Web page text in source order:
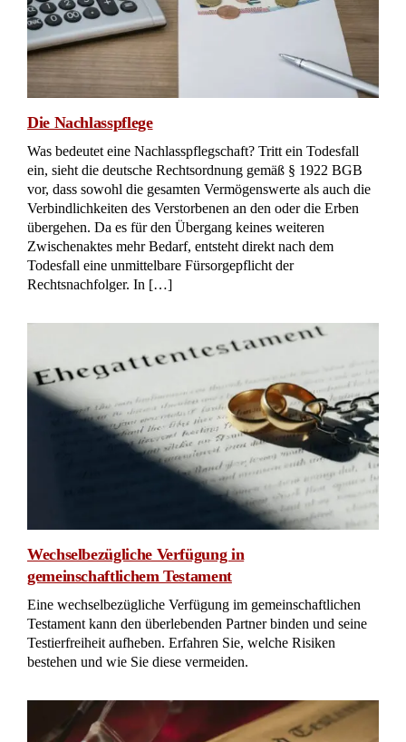
Die Nachlasspflege
Was bedeutet eine Nachlasspflegschaft? Tritt ein Todesfall
ein, sieht die deutsche Rechtsordnung gemäß § 1922 BGB
vor, dass sowohl die gesamten Vermögenswerte als auch die
Verbindlichkeiten des Verstorbenen an den oder die Erben
übergehen. Da es für den Übergang keines weiteren
Zwischenaktes mehr Bedarf, entsteht direkt nach dem
Todesfall eine unmittelbare Fürsorgepflicht der
Rechtsnachfolger. In […]
Wechselbezügliche Verfügung in
gemeinschaftlichem Testament
Eine wechselbezügliche Verfügung im gemeinschaftlichen
Testament kann den überlebenden Partner binden und seine
Testierfreiheit aufheben. Erfahren Sie, welche Risiken
bestehen und wie Sie diese vermeiden.